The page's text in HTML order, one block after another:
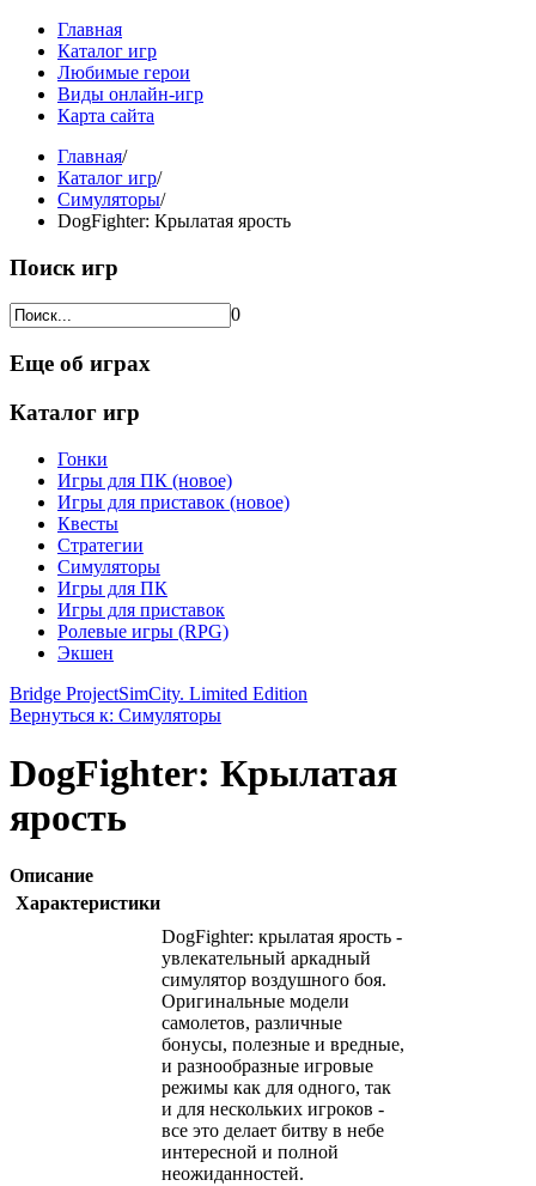
Главная
Каталог игр
Любимые герои
Виды онлайн-игр
Карта сайта
Главная/
Каталог игр/
Симуляторы/
DogFighter: Крылатая ярость
Поиск игр
0
Еще об играх
Каталог игр
Гонки
Игры для ПК (новое)
Игры для приставок (новое)
Квесты
Стратегии
Симуляторы
Игры для ПК
Игры для приставок
Ролевые игры (RPG)
Экшен
Bridge ProjectSimCity. Limited Edition
Вернуться к: Симуляторы
DogFighter: Крылатая
ярость
Описание
Характеристики
DogFighter: крылатая ярость -
увлекательный аркадный
симулятор воздушного боя.
Оригинальные модели
самолетов, различные
бонусы, полезные и вредные,
и разнообразные игровые
режимы как для одного, так
и для нескольких игроков -
все это делает битву в небе
интересной и полной
неожиданностей.